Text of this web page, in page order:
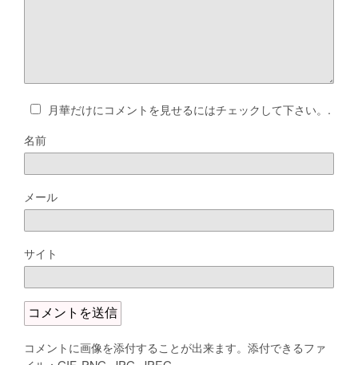
月華だけにコメントを見せるにはチェックして下さい。.
名前
メール
サイト
コメントに画像を添付することが出来ます。添付できるファ